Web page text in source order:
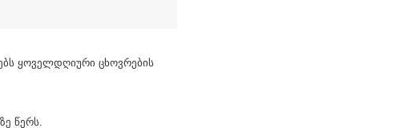
ყოველდღიური ცხოვრების
წერს.